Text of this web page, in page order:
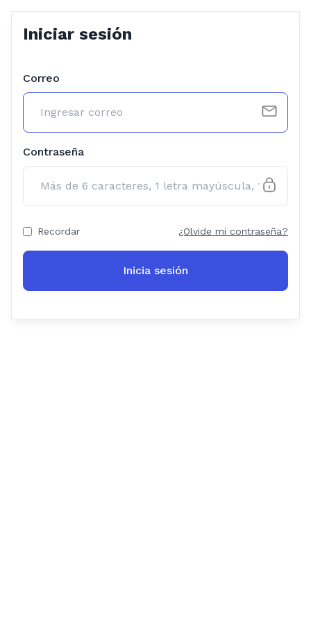
Iniciar sesión
Correo
Contraseña
Recordar ¿Olvide mi contraseña?